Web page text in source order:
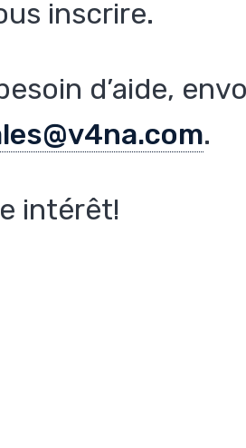
inscrire.
d’aide,
.
intérêt!